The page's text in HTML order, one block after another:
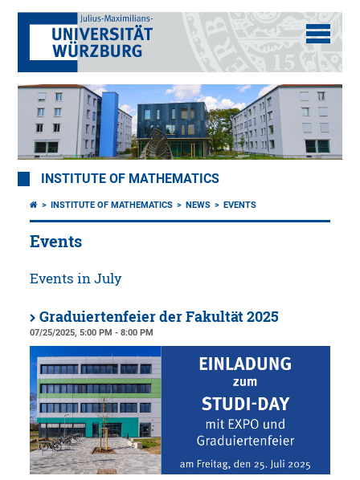
INSTITUTE OF MATHEMATICS
INSTITUTE OF MATHEMATICS NEWS EVENTS
Events
Events in July
Graduiertenfeier der Fakultät 2025
07/25/2025, 5:00 PM - 8:00 PM